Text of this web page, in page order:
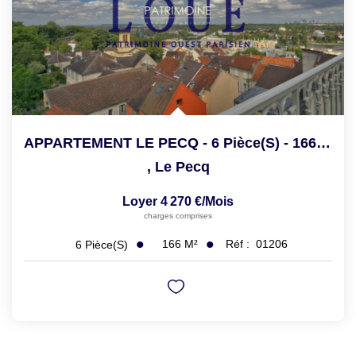
APPARTEMENT LE PECQ - 6 Pièce(s) - 166.4 M2
, Le Pecq
Loyer 4 270 €/mois
charges comprises
6 Pièce(s) 166 M² Réf : 01206